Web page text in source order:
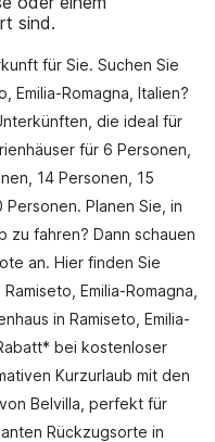
sind.
für Sie. Suchen Sie
Emilia-Romagna, Italien?
die ideal für
für 6 Personen,
14 Personen, 15
Planen Sie, in
zu fahren? Dann schauen
an. Hier finden Sie
Emilia-Romagna,
in Ramiseto, Emilia-
bei kostenloser
Kurzurlaub mit den
Belvilla, perfekt für
Rückzugsorte in